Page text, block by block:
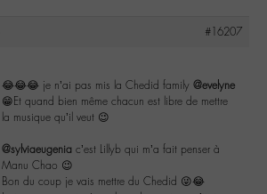
#16207
😂😂😂 je n’ai pas mis la Chedid family @evelyne
😁Et quand bien même chacun est libre de mettre
la musique qu’il veut 😉
@sylviaeugenia c’est Lillyb qui m’a fait penser à
Manu Chao 😉
Bon du coup je vais mettre du Chedid 😜😂